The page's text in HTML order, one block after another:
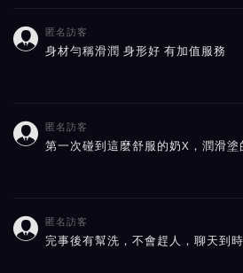
 匿名訪客
身材勻稱滑潤 身形好 有加值服務
 匿名訪客
第一次碰到這麼舒服的奶X，潤滑塗
 匿名訪客
完事後有幫洗，不會趕人，聊天到時